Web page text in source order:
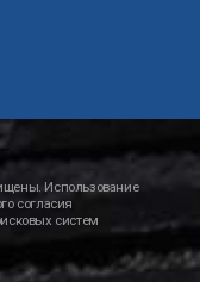
Использование
согласия
систем